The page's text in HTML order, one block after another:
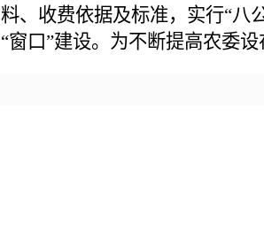
料、收费依据及标准，实行“八
“窗口”建设。为不断提高农委